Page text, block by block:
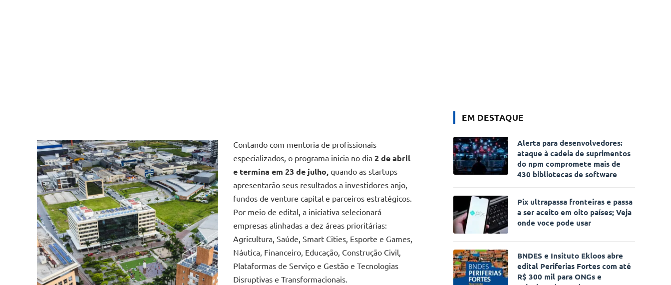
Contando com mentoria de profissionais
especializados, o programa inicia no dia2 de abril
e termina em 23 de julho,quando as startups
apresentarão seus resultados a investidores anjo,
fundos de venture capital e parceiros estratégicos.
Por meio de edital, a iniciativa selecionará
empresas alinhadas a dez áreas prioritárias:
Agricultura, Saúde, Smart Cities, Esporte e Games,
Náutica, Financeiro, Educação, Construção Civil,
Plataformas de Serviço e Gestão e Tecnologias
Disruptivas e Transformacionais.
EM DESTAQUE
Alerta para desenvolvedores:
ataque à cadeia de suprimentos
do npm compromete mais de
430 bibliotecas de software
Pix ultrapassa fronteiras e passa
a ser aceito em oito países; Veja
onde voce pode usar
BNDES e Insituto Ekloos abre
edital Periferias Fortes com até
R$ 300 mil para ONGs e